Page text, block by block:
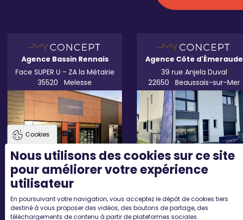
Agence Bassin Rennais
Face SUPER U - ZA la Métairie
35520
Melesse
Agence Côte d'Émeraude
39 rue Anjela Duval
22650
Beaussais-sur-Mer
Cookies
Nous utilisons des cookies sur ce site
pour améliorer votre expérience
utilisateur
En poursuivant votre navigation, vous acceptez le dépôt de cookies tiers
destiné à vous proposer des vidéos, des boutons de partage, des
téléchargements de contenu à partir de plateformes sociales.